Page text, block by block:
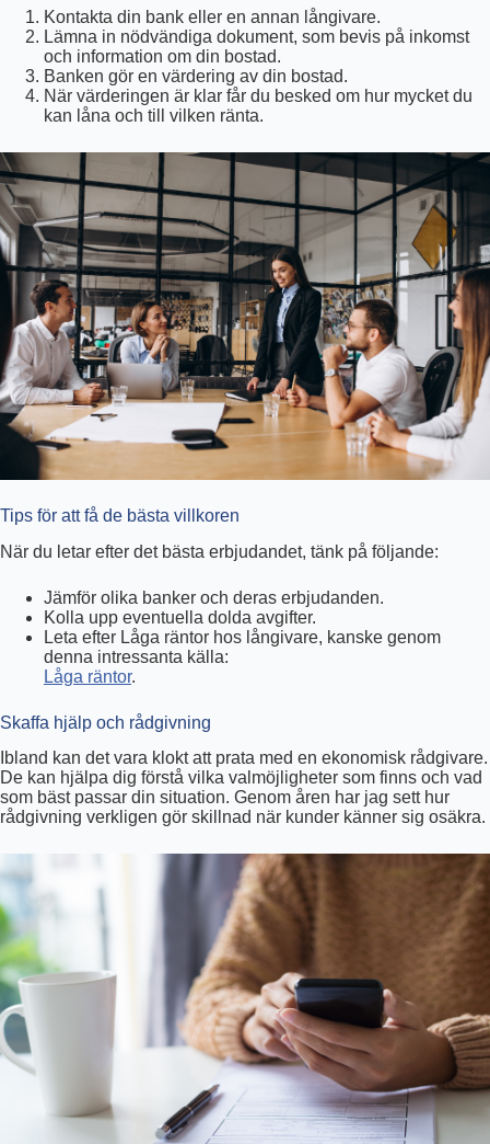
Kontakta din bank eller en annan långivare.
Lämna in nödvändiga dokument, som bevis på inkomst
och information om din bostad.
Banken gör en värdering av din bostad.
När värderingen är klar får du besked om hur mycket du
kan låna och till vilken ränta.
Tips för att få de bästa villkoren
När du letar efter det bästa erbjudandet, tänk på följande:
Jämför olika banker och deras erbjudanden.
Kolla upp eventuella dolda avgifter.
Leta efter Låga räntor hos långivare, kanske genom
denna intressanta källa:
Låga räntor.
Skaffa hjälp och rådgivning
Ibland kan det vara klokt att prata med en ekonomisk rådgivare.
De kan hjälpa dig förstå vilka valmöjligheter som finns och vad
som bäst passar din situation. Genom åren har jag sett hur
rådgivning verkligen gör skillnad när kunder känner sig osäkra.